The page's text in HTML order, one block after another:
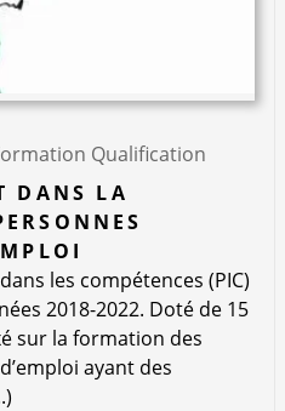
Qualification
DANS LA
les compétences (PIC)
2018-2022. Doté de 15
sur la formation des
ayant des